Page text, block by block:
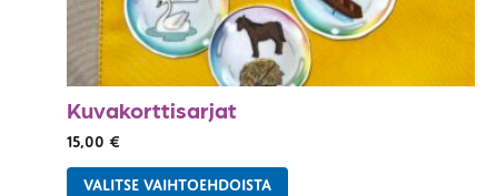
Kuvakorttisarjat
15,00 €
VALITSE VAIHTOEHDOISTA